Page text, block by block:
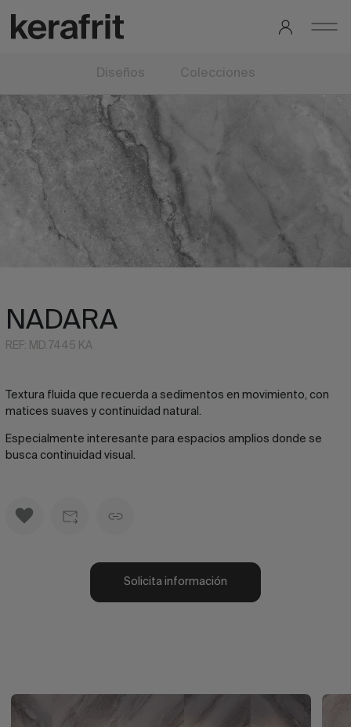
Diseños Colecciones
NADARA
REF: MD.7445 KA
Textura fluida que recuerda a sedimentos en movimiento, con
matices suaves y continuidad natural.
Especialmente interesante para espacios amplios donde se
busca continuidad visual.
Solicita información